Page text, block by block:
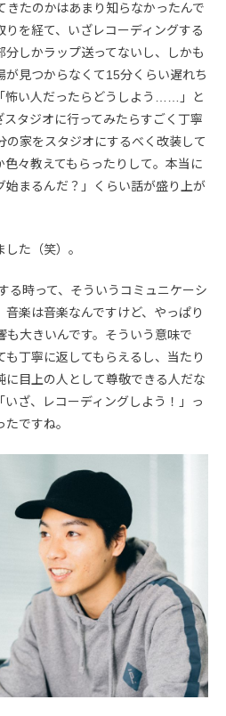
きたのかはあまり知らなかったんで
を経て、いざレコーディングする
分しかラップ送ってないし、しかも
が見つからなくて15分くらい遅れち
怖い人だったらどうしよう……」と
タジオに行ってみたらすごく丁寧
の家をスタジオにするべく改装して
々教えてもらったりして。本当に
始まるんだ？」くらい話が盛り上が
した（笑）。
る時って、そういうコミュニケーシ
音楽は音楽なんですけど、やっぱり
も大きいんです。そういう意味で
も丁寧に返してもらえるし、当たり
に目上の人として尊敬できる人だな
いざ、レコーディングしよう！」っ
ですね。